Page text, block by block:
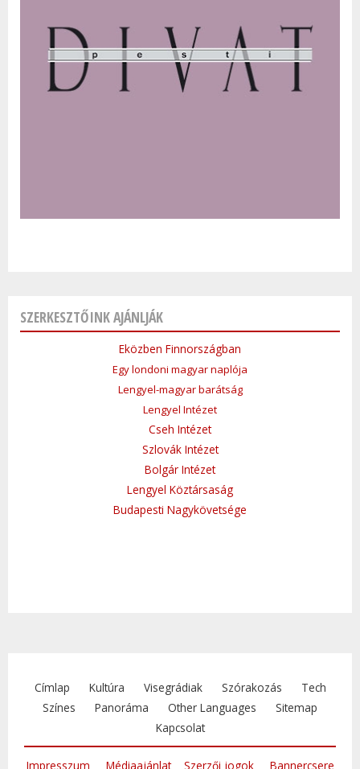
SZERKESZTŐINK AJÁNLJÁK
Eközben Finnországban
Egy londoni magyar naplója
Lengyel-magyar barátság
Lengyel Intézet
Cseh Intézet
Szlovák Intézet
Bolgár Intézet
Lengyel Köztársaság
Budapesti Nagykövetsége
Címlap Kultúra Visegrádiak Szórakozás
Tech
Színes
Panoráma Other Languages
Sitemap
Kapcsolat
Impresszum Médiaajánlat Szerzői jogok Bannercsere